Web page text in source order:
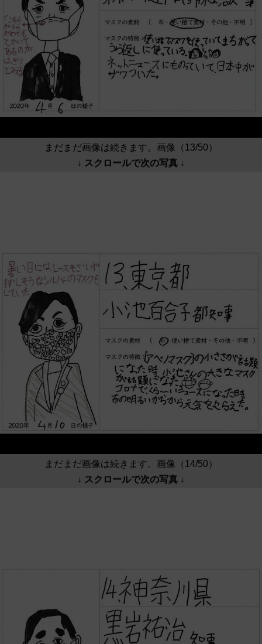
まだまだ画像は続きます。画像（13/50）
↓ スクロールで次の写真 ↓
まだまだ画像は続きます。画像（14/50）
↓ スクロールで次の写真 ↓